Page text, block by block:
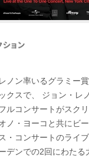
ノン率いるグラミー
クスで、 ジョン・レ
ルコンサートがスク
ノ・ヨーコと共にビ
・コンサートのライ
デンでの2回にわたる